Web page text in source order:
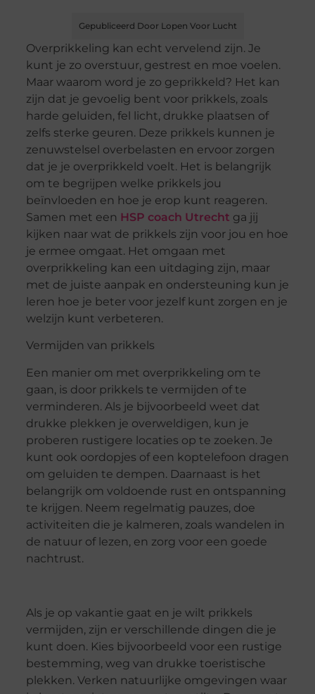
Gepubliceerd Door Lopen Voor Lucht
Overprikkeling kan echt vervelend zijn. Je
kunt je zo overstuur, gestrest en moe voelen.
Maar waarom word je zo geprikkeld? Het kan
zijn dat je gevoelig bent voor prikkels, zoals
harde geluiden, fel licht, drukke plaatsen of
zelfs sterke geuren. Deze prikkels kunnen je
zenuwstelsel overbelasten en ervoor zorgen
dat je je overprikkeld voelt. Het is belangrijk
om te begrijpen welke prikkels jou
beïnvloeden en hoe je erop kunt reageren.
Samen met een HSP coach Utrecht ga jij
kijken naar wat de prikkels zijn voor jou en hoe
je ermee omgaat. Het omgaan met
overprikkeling kan een uitdaging zijn, maar
met de juiste aanpak en ondersteuning kun je
leren hoe je beter voor jezelf kunt zorgen en je
welzijn kunt verbeteren.
Vermijden van prikkels
Een manier om met overprikkeling om te
gaan, is door prikkels te vermijden of te
verminderen. Als je bijvoorbeeld weet dat
drukke plekken je overweldigen, kun je
proberen rustigere locaties op te zoeken. Je
kunt ook oordopjes of een koptelefoon dragen
om geluiden te dempen. Daarnaast is het
belangrijk om voldoende rust en ontspanning
te krijgen. Neem regelmatig pauzes, doe
activiteiten die je kalmeren, zoals wandelen in
de natuur of lezen, en zorg voor een goede
nachtrust.
Als je op vakantie gaat en je wilt prikkels
vermijden, zijn er verschillende dingen die je
kunt doen. Kies bijvoorbeeld voor een rustige
bestemming, weg van drukke toeristische
plekken. Verken natuurlijke omgevingen waar